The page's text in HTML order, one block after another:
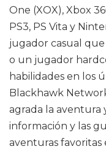
One (XOX), Xbox
PS3, PS Vita y
jugador casual
o un jugador
habilidades en los
Blackhawk
agrada la aventura
información y las
aventuras favoritas